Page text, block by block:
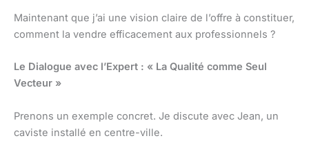
Maintenant que j’ai une vision claire de l’offre à constituer,
comment la vendre efficacement aux professionnels ?
Le Dialogue avec l’Expert : « La Qualité comme Seul
Vecteur »
Prenons un exemple concret. Je discute avec Jean, un
caviste installé en centre-ville.